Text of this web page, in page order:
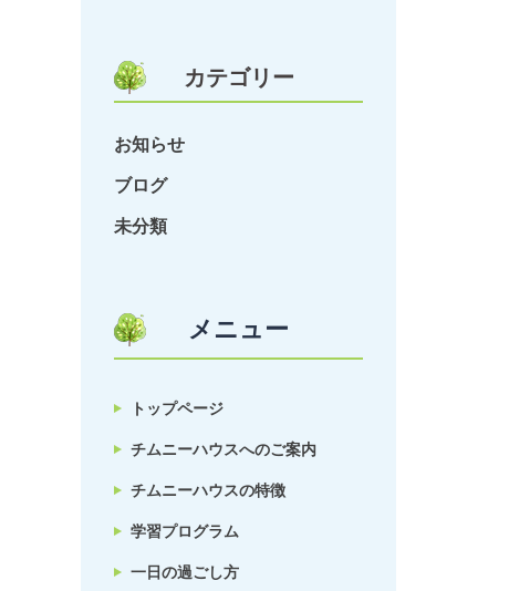
カテゴリー
お知らせ
ブログ
未分類
メニュー
トップページ
チムニーハウスへのご案内
チムニーハウスの特徴
学習プログラム
一日の過ごし方